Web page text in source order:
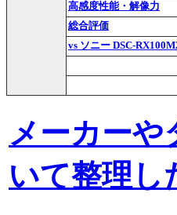
高感度性能・解像力
総合評価
vs ソニー DSC-
メーカーや
いて整理し